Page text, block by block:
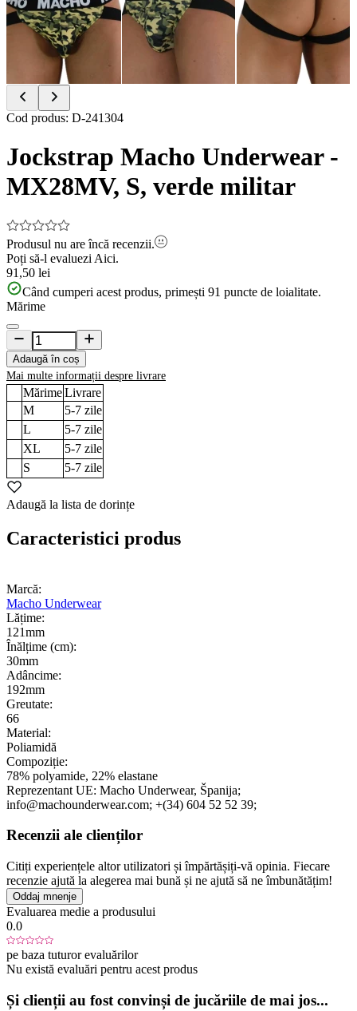
Item
of
3
Cod produs: D-241304
Jockstrap Macho Underwear -
MX28MV, S, verde militar
Produsul nu are încă recenzii.
Poți să-l evaluezi Aici.
91,50 lei
Când cumperi acest produs, primești 91 puncte de loialitate.
Mărime
Adaugă în coș
Mai multe informații despre livrare
MărimeLivrare
M
5-7 zile
L
5-7 zile
XL
5-7 zile
S
5-7 zile
Adaugă la lista de dorințe
Caracteristici produs
Marcă:
Macho Underwear
Lățime:
121mm
Înălțime (cm):
30mm
Adâncime:
192mm
Greutate:
66
Material:
Poliamidă
Compoziție:
78% polyamide, 22% elastane
Reprezentant UE: Macho Underwear, Španija;
info@machounderwear.com; +(34) 604 52 52 39;
Recenzii ale clienților
Citiți experiențele altor utilizatori și împărtășiți-vă opinia. Fiecare
recenzie ajută la alegerea mai bună și ne ajută să ne îmbunătățim!
Oddaj mnenje
Evaluarea medie a produsului
0.0
pe baza tuturor evaluărilor
Nu există evaluări pentru acest produs
Și clienții au fost convinși de jucăriile de mai jos...